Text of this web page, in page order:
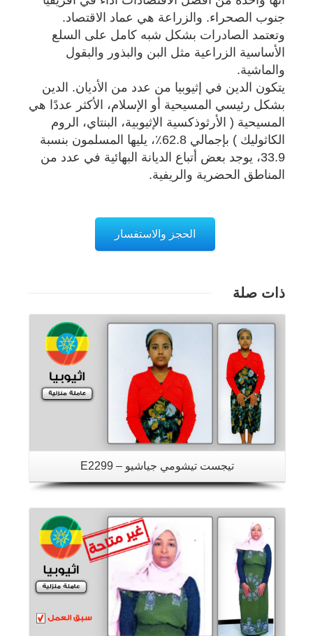
جنوب الصحراء. والزراعة هي عماد الاقتصاد.
وتعتمد الصادرات بشكل شبه كامل على السلع
الأساسية الزراعية مثل البن والبذور والبقول
والماشية.
يتكون الدين في إثيوبيا من عدد من الأديان. الدين
بشكل رئيسي المسيحية أو الإسلام، الأكثر عددًا هي
المسيحية ( الأرثوذكسية الإثيوبية، البنتاي، الروم
الكاثوليك ) بإجمالي 62.8٪، يليها المسلمون بنسبة
33.9، يوجد بعض أتباع الديانة البهائية في عدد من
المناطق الحضرية والريفية.
الحجز والاستفسار
ذات صلة
تيجست تيشومي جياشيو – E2299